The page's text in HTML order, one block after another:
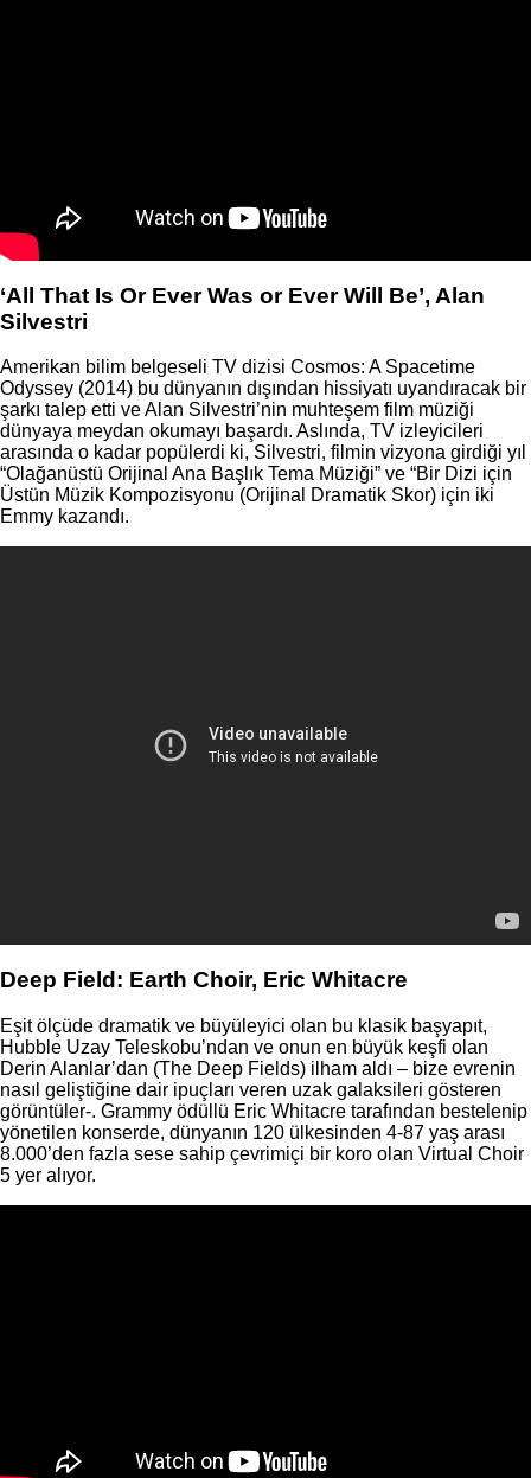
‘All That Is Or Ever Was or Ever Will Be’, Alan
Silvestri
Amerikan bilim belgeseli TV dizisi Cosmos: A Spacetime
Odyssey (2014) bu dünyanın dışından hissiyatı uyandıracak bir
şarkı talep etti ve Alan Silvestri’nin muhteşem film müziği
dünyaya meydan okumayı başardı. Aslında, TV izleyicileri
arasında o kadar popülerdi ki, Silvestri, filmin vizyona girdiği yıl
“Olağanüstü Orijinal Ana Başlık Tema Müziği” ve “Bir Dizi için
Üstün Müzik Kompozisyonu (Orijinal Dramatik Skor) için iki
Emmy kazandı.
Deep Field: Earth Choir, Eric Whitacre
Eşit ölçüde dramatik ve büyüleyici olan bu klasik başyapıt,
Hubble Uzay Teleskobu’ndan ve onun en büyük keşfi olan
Derin Alanlar’dan (The Deep Fields) ilham aldı – bize evrenin
nasıl geliştiğine dair ipuçları veren uzak galaksileri gösteren
görüntüler-. Grammy ödüllü Eric Whitacre tarafından bestelenip
yönetilen konserde, dünyanın 120 ülkesinden 4-87 yaş arası
8.000’den fazla sese sahip çevrimiçi bir koro olan Virtual Choir
5 yer alıyor.